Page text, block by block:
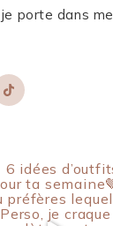
porte dans